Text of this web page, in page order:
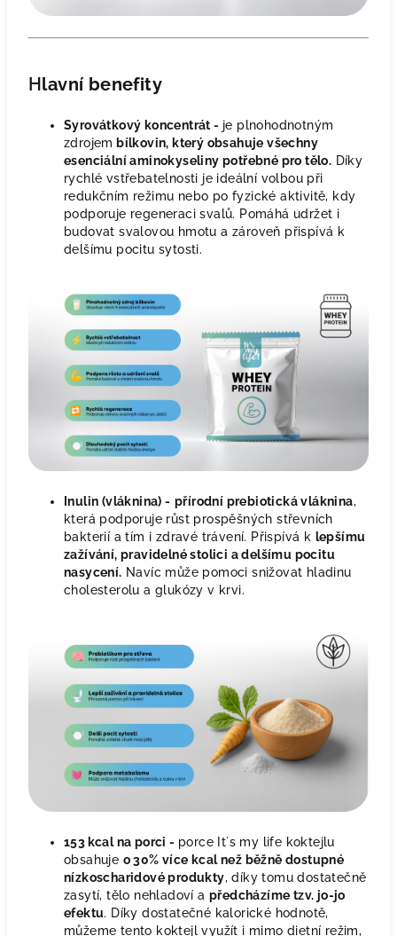
Hlavní benefity
Syrovátkový koncentrát - je plnohodnotným
zdrojem bílkovin, který obsahuje všechny
esenciální aminokyseliny potřebné pro tělo. Díky
rychlé vstřebatelnosti je ideální volbou při
redukčním režimu nebo po fyzické aktivitě, kdy
podporuje regeneraci svalů. Pomáhá udržet i
budovat svalovou hmotu a zároveň přispívá k
delšímu pocitu sytosti.
Inulin (vláknina) - přírodní prebiotická vláknina,
která podporuje růst prospěšných střevních
bakterií a tím i zdravé trávení. Přispívá k lepšímu
zažívání, pravidelné stolici a delšímu pocitu
nasycení. Navíc může pomoci snižovat hladinu
cholesterolu a glukózy v krvi.
153 kcal na porci - porce It´s my life koktejlu
obsahuje o 30% více kcal než běžně dostupné
nízkoscharidové produkty, díky tomu dostatečně
zasytí, tělo nehladoví a předcházíme tzv. jo-jo
efektu. Díky dostatečné kalorické hodnotě,
můžeme tento koktejl využít i mimo dietní režim,